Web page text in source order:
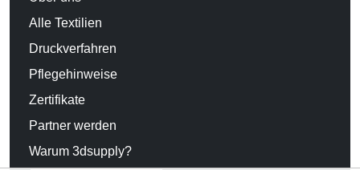
Alle Textilien
Druckverfahren
Pflegehinweise
Zertifikate
Partner werden
Warum 3dsupply?